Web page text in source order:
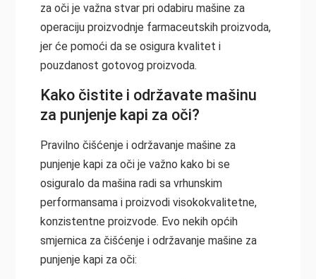
za oči je važna stvar pri odabiru mašine za
operaciju proizvodnje farmaceutskih proizvoda,
jer će pomoći da se osigura kvalitet i
pouzdanost gotovog proizvoda.
Kako čistite i održavate mašinu
za punjenje kapi za oči?
Pravilno čišćenje i održavanje mašine za
punjenje kapi za oči je važno kako bi se
osiguralo da mašina radi sa vrhunskim
performansama i proizvodi visokokvalitetne,
konzistentne proizvode. Evo nekih općih
smjernica za čišćenje i održavanje mašine za
punjenje kapi za oči: